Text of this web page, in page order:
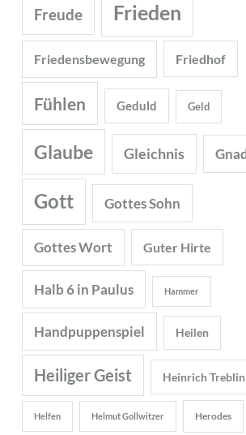
Freude Frieden
Friedensbewegung Friedhof
Fühlen Geduld Geld
Glaube Gleichnis
Gott Gottes Sohn
Gottes Wort Guter Hirte
Halb 6 in Paulus Hammer
Handpuppenspiel Heilen
Heiliger Geist Heinrich Treblin
Helfen Helmut Gollwitzer Herodes